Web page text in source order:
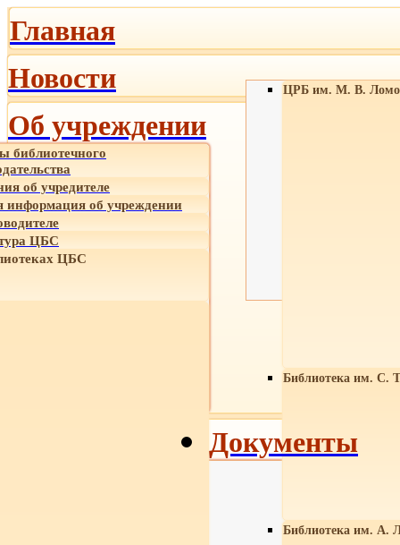
Главная
Новости
Об учреждении
библиотечного
об учредителе
об учреждении
ЦБС
ЦБС
ЦРБ им. М. В.
Библиотека им. С.
Библиотека им. А.
Документы